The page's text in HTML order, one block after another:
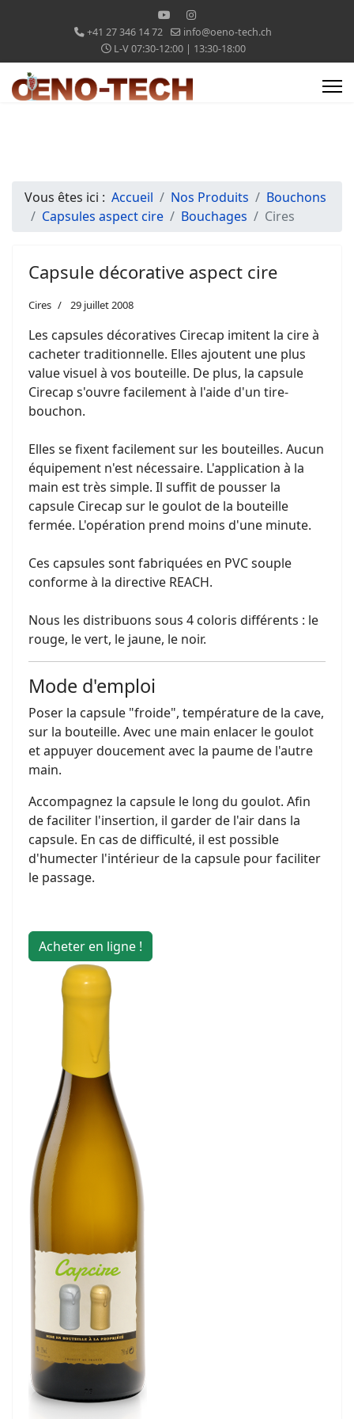
+41 27 346 14 72
info@oeno-tech.ch
L-V 07:30-12:00 | 13:30-18:00
Vous êtes ici : Accueil Nos Produits
Bouchons
Capsules aspect cire
Bouchages Cires
Capsule décorative aspect cire
Cires 29 juillet 2008
Les capsules décoratives Cirecap imitent la cire à
cacheter traditionnelle. Elles ajoutent une plus
value visuel à vos bouteille. De plus, la capsule
Cirecap s'ouvre facilement à l'aide d'un tire-
bouchon.
Elles se fixent facilement sur les bouteilles. Aucun
équipement n'est nécessaire. L'application à la
main est très simple. Il suffit de pousser la
capsule Cirecap sur le goulot de la bouteille
fermée. L'opération prend moins d'une minute.
Ces capsules sont fabriquées en PVC souple
conforme à la directive REACH.
Nous les distribuons sous 4 coloris différents : le
rouge, le vert, le jaune, le noir.
Mode d'emploi
Poser la capsule "froide", température de la cave,
sur la bouteille. Avec une main enlacer le goulot
et appuyer doucement avec la paume de l'autre
main.
Accompagnez la capsule le long du goulot. Afin
de faciliter l'insertion, il garder de l'air dans la
capsule. En cas de difficulté, il est possible
d'humecter l'intérieur de la capsule pour faciliter
le passage.
Acheter en ligne !